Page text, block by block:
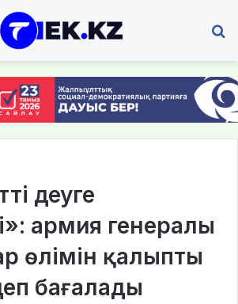
деуге
армия генералы
өлімін қалыпты
бағалады